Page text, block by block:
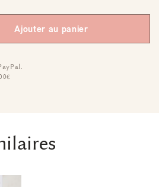
Ajouter au panier